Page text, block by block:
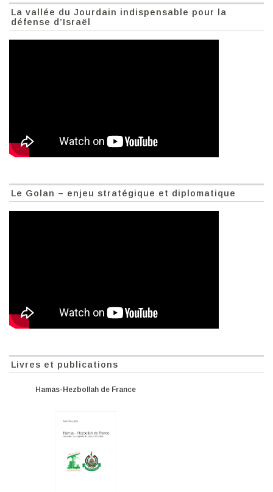
La vallée du Jourdain indispensable pour la
défense d’Israël
Le Golan – enjeu stratégique et diplomatique
Livres et publications
Hamas-Hezbollah de France